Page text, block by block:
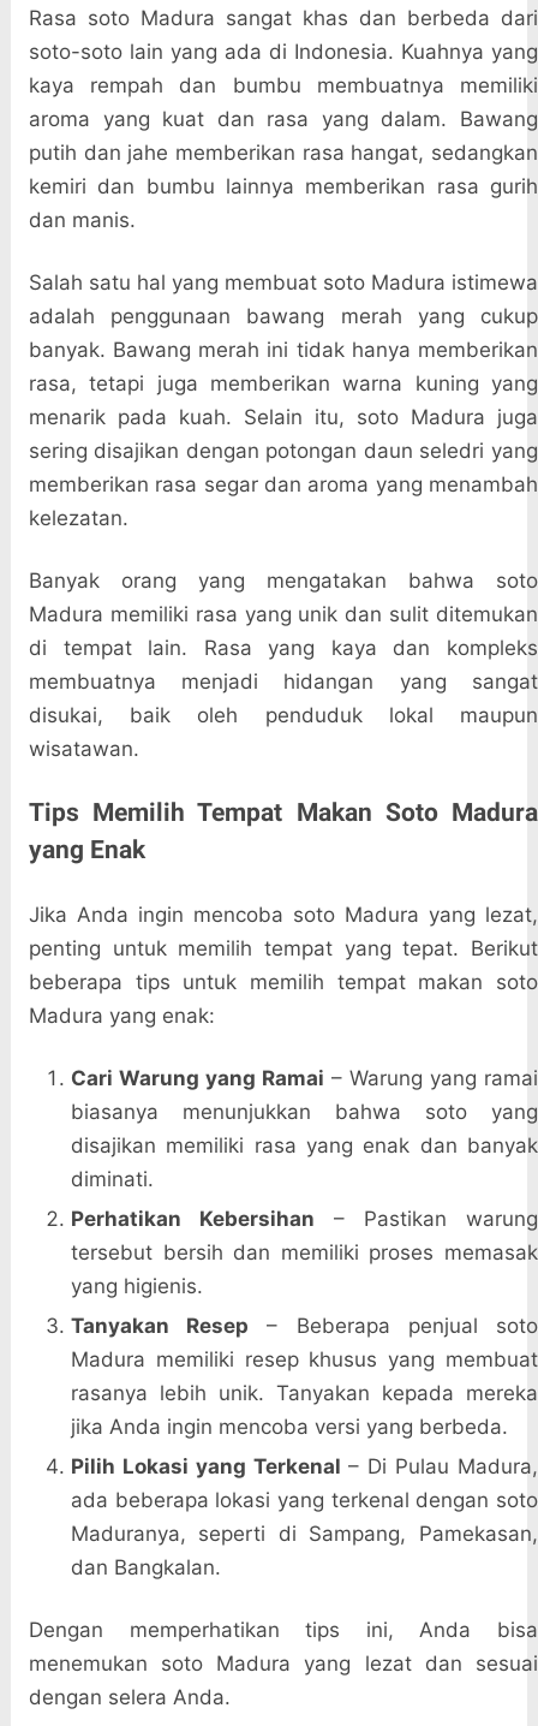
Rasa soto Madura sangat khas dan berbeda dari
soto-soto lain yang ada di Indonesia. Kuahnya yang
kaya rempah dan bumbu membuatnya memiliki
aroma yang kuat dan rasa yang dalam. Bawang
putih dan jahe memberikan rasa hangat, sedangkan
kemiri dan bumbu lainnya memberikan rasa gurih
dan manis.
Salah satu hal yang membuat soto Madura istimewa
adalah penggunaan bawang merah yang cukup
banyak. Bawang merah ini tidak hanya memberikan
rasa, tetapi juga memberikan warna kuning yang
menarik pada kuah. Selain itu, soto Madura juga
sering disajikan dengan potongan daun seledri yang
memberikan rasa segar dan aroma yang menambah
kelezatan.
Banyak orang yang mengatakan bahwa soto
Madura memiliki rasa yang unik dan sulit ditemukan
di tempat lain. Rasa yang kaya dan kompleks
membuatnya menjadi hidangan yang sangat
disukai, baik oleh penduduk lokal maupun
wisatawan.
Tips Memilih Tempat Makan Soto Madura
yang Enak
Jika Anda ingin mencoba soto Madura yang lezat,
penting untuk memilih tempat yang tepat. Berikut
beberapa tips untuk memilih tempat makan soto
Madura yang enak:
Cari Warung yang Ramai – Warung yang ramai
biasanya menunjukkan bahwa soto yang
disajikan memiliki rasa yang enak dan banyak
diminati.
Perhatikan Kebersihan – Pastikan warung
tersebut bersih dan memiliki proses memasak
yang higienis.
Tanyakan Resep – Beberapa penjual soto
Madura memiliki resep khusus yang membuat
rasanya lebih unik. Tanyakan kepada mereka
jika Anda ingin mencoba versi yang berbeda.
Pilih Lokasi yang Terkenal – Di Pulau Madura,
ada beberapa lokasi yang terkenal dengan soto
Maduranya, seperti di Sampang, Pamekasan,
dan Bangkalan.
Dengan memperhatikan tips ini, Anda bisa
menemukan soto Madura yang lezat dan sesuai
dengan selera Anda.